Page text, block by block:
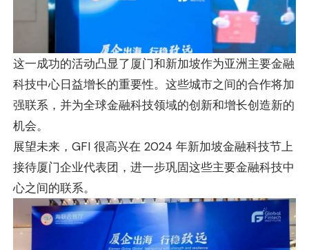
这一成功的活动凸显了厦门和新加坡作为亚洲主要金融
科技中心日益增长的重要性。这些城市之间的合作将加
强联系，并为全球金融科技领域的创新和增长创造新的
机会。
展望未来，GFI 很高兴在 2024 年新加坡金融科技节上
接待厦门企业代表团，进一步巩固这些主要金融科技中
心之间的联系。